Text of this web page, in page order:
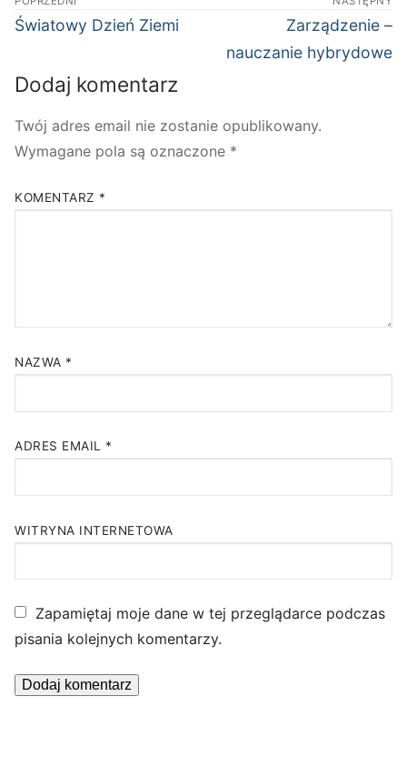
wpisu
Poprzedni
Światowy Dzień Ziemi
Następny
wpis:
Zarządzenie –
nauczanie hybrydowe
Dodaj komentarz
Twój adres email nie zostanie opublikowany.
Wymagane pola są oznaczone *
KOMENTARZ *
NAZWA *
ADRES EMAIL *
WITRYNA INTERNETOWA
Zapamiętaj moje dane w tej przeglądarce podczas
pisania kolejnych komentarzy.